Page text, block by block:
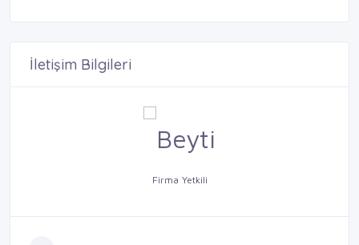
İletişim Bilgileri
Firma Yetkili